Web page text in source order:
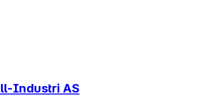
Industri AS